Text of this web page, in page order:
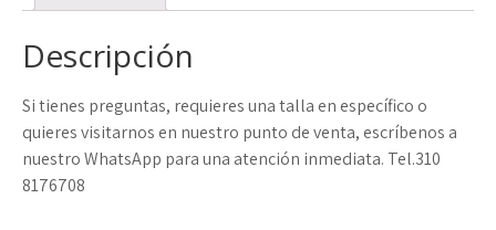
Descripción
Si tienes preguntas, requieres una talla en específico o
quieres visitarnos en nuestro punto de venta, escríbenos a
nuestro WhatsApp para una atención inmediata. Tel.310
8176708